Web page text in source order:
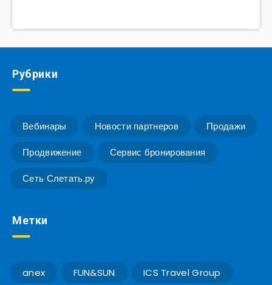
Рубрики
Вебинары Новости партнеров Продажи
Продвижение Сервис бронирования
Сеть Слетать.ру
Метки
anex FUN&SUN ICS Travel Group